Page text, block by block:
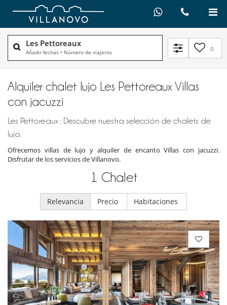
Les Pettoreaux
Añadir fechas • Número de viajeros 0
Alquiler chalet lujo Les Pettoreaux Villas
con jacuzzi
Les Pettoreaux : Descubre nuestra selección de chalets de
lujo.
Ofrecemos villas de lujo y alquiler de encanto Villas con jacuzzi.
Disfrutar de los servicios de Villanovo.
1 Chalet
Relevancia Precio Habitaciones